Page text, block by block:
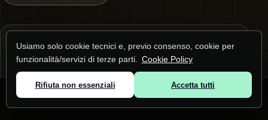
Usiamo solo cookie tecnici e, previo consenso, cookie per
funzionalità/servizi di terze parti.
Cookie Policy
Rifiuta non essenziali Accetta tutti
QUERY PRINCIPALE
Gestione computer aziendali a Castelfranco
Veneto
La pagina risponde a questa ricerca e alle
domande collegate su gestione dispositivi e
© 2026 Marco Lunardi ·Zone servite·Privacy·Cookie